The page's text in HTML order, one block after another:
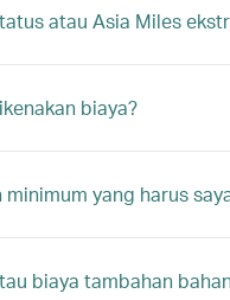
atau Asia Miles
biaya?
yang harus
biaya tambahan